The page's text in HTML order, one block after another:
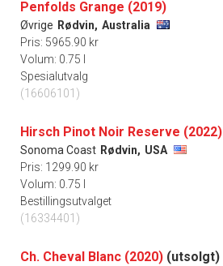
Penfolds Grange (2019)
Øvrige Rødvin, Australia
Pris: 5965.90 kr
Volum: 0.75 l
Spesialutvalg
(16606101)
Hirsch Pinot Noir Reserve (2022)
Sonoma Coast Rødvin, USA
Pris: 1299.90 kr
Volum: 0.75 l
Bestillingsutvalget
(16334401)
Ch. Cheval Blanc (2020) (utsolgt)